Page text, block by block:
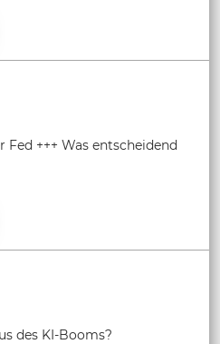
Fed +++ Was entscheidend
des KI-Booms?